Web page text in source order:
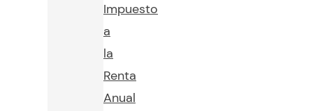
Impuesto
a
la
Renta
Anual